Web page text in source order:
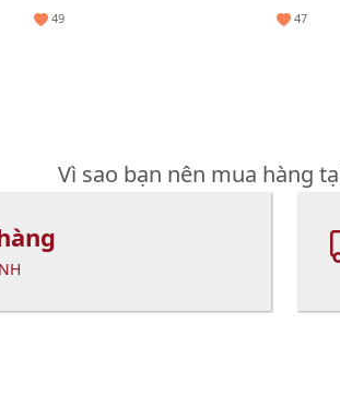
49 47
Vì sao bạn nên mua hàng